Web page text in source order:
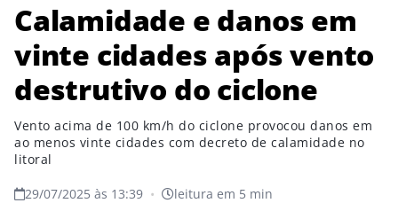
Calamidade e danos em
vinte cidades após vento
destrutivo do ciclone
Vento acima de 100 km/h do ciclone provocou danos em
ao menos vinte cidades com decreto de calamidade no
litoral
29/07/2025 às 13:39 • leitura em 5 min